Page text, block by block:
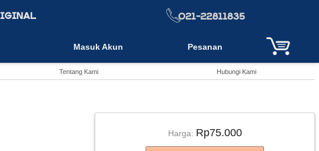
Masuk Akun Pesanan
Tentang Kami Hubungi Kami
Harga: Rp75.000